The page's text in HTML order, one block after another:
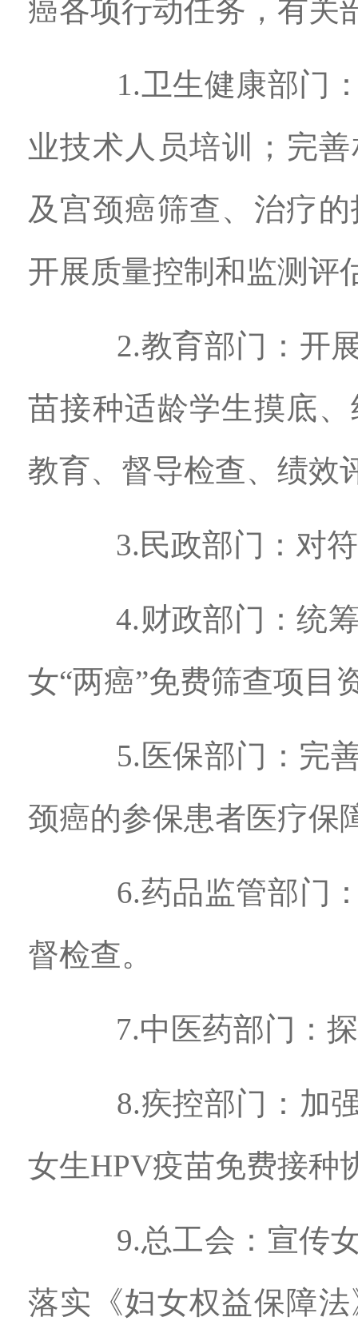
癌各项行动任务，有关
1.卫生健康部门：
业技术人员培训；完
及宫颈癌筛查、治疗
开展质量控制和监测评
2.教育部门：开展
苗接种适龄学生摸底
教育、督导检查、绩效
3.民政部门：对符
4.财政部门：统筹
女“两癌”免费筛查项目
5.医保部门：完善
颈癌的参保患者医疗保
6.药品监管部门：
督检查。
7.中医药部门：探
8.疾控部门：加强
女生HPV疫苗免费接种
9.总工会：宣传女
落实《妇女权益保障